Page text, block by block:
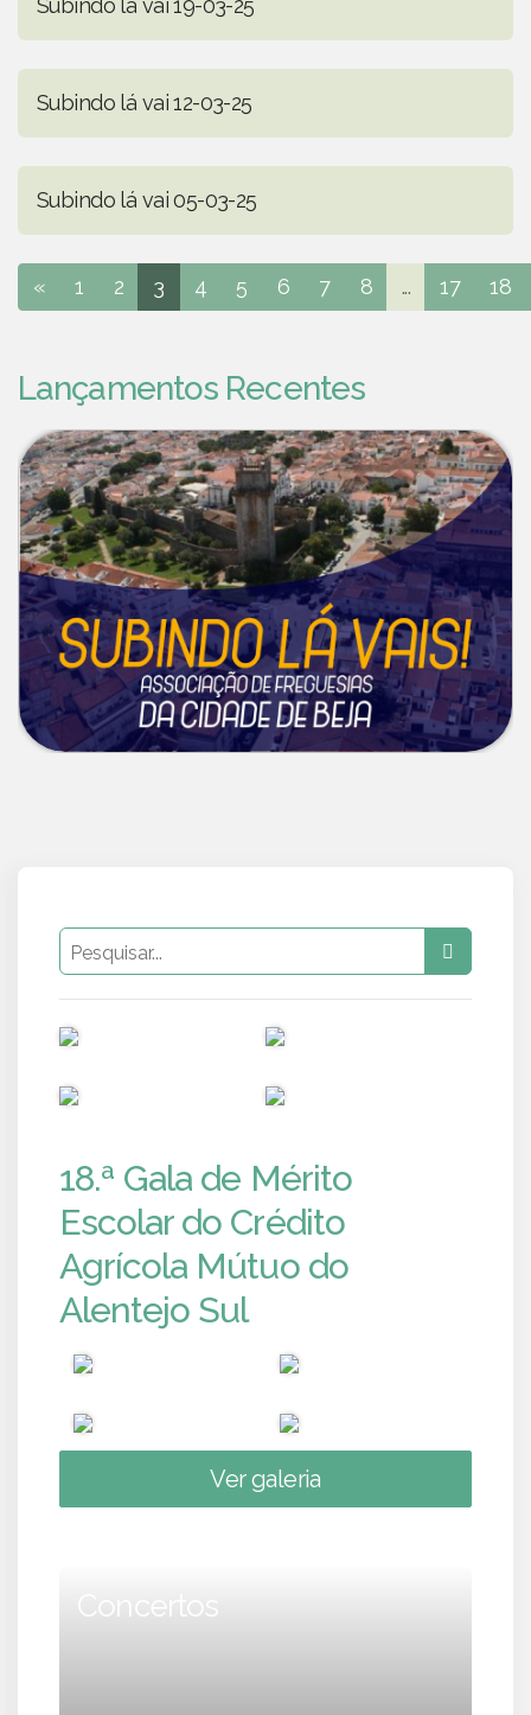
Subindo lá vai 19-03-25
Subindo lá vai 12-03-25
Subindo lá vai 05-03-25
« 1 2 3 4 5 6 7 8 ... 17 18
Lançamentos Recentes
18.ª Gala de Mérito
Escolar do Crédito
Agrícola Mútuo do
Alentejo Sul
Ver galeria
Concertos